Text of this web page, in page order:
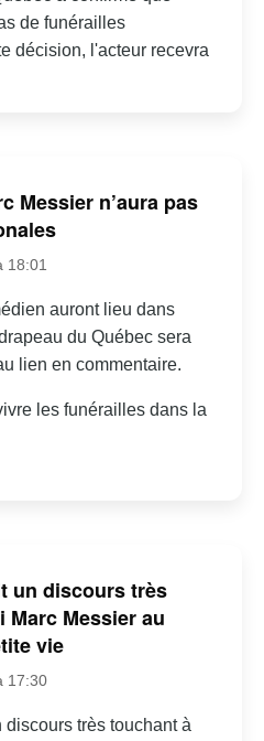
de funérailles
décision, l'acteur recevra
Messier n’aura pas
18:01
auront lieu dans
du Québec sera
lien en commentaire.
les funérailles dans la
un discours très
Marc Messier au
vie
17:30
très touchant à